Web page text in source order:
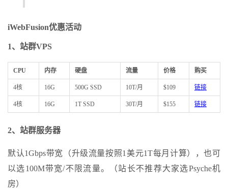
iWebFusion优惠活动
1、站群VPS
CPU 内存 硬盘 流量 价格 购买
4核 16G 500G SSD 10T/月 $109 链接
4核 16G 1T SSD 30T/月 $155 链接
2、站群服务器
默认1Gbps带宽（升级流量按照1美元1T每月计算），也可
以选100M带宽/不限流量。（站长不推荐大家选Psyche机
房）